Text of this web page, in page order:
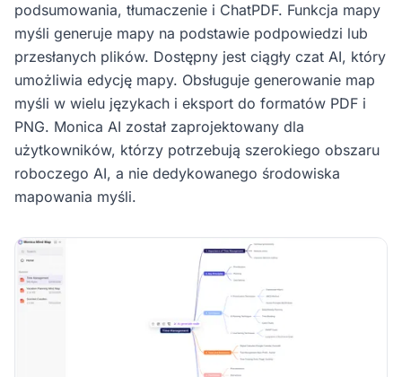
podsumowania, tłumaczenie i ChatPDF. Funkcja mapy
myśli generuje mapy na podstawie podpowiedzi lub
przesłanych plików. Dostępny jest ciągły czat AI, który
umożliwia edycję mapy. Obsługuje generowanie map
myśli w wielu językach i eksport do formatów PDF i
PNG. Monica AI został zaprojektowany dla
użytkowników, którzy potrzebują szerokiego obszaru
roboczego AI, a nie dedykowanego środowiska
mapowania myśli.